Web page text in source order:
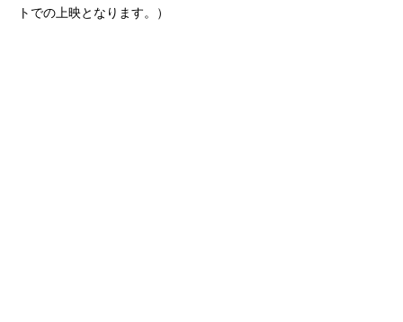
トでの上映となります。）